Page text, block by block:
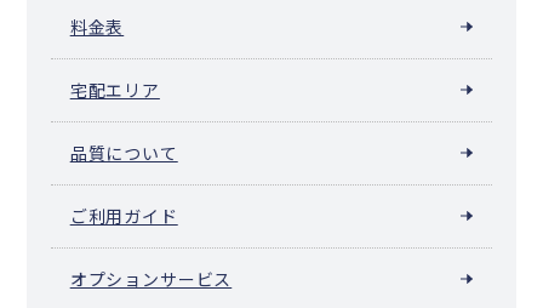
料金表
宅配エリア
品質について
ご利用ガイド
オプションサービス